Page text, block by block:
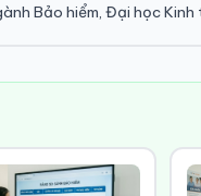
Bảo hiểm, Đại học Kinh